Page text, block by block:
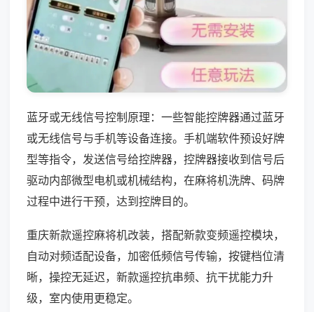
蓝牙或无线信号控制原理：一些智能控牌器通过蓝牙
或无线信号与手机等设备连接。手机端软件预设好牌
型等指令，发送信号给控牌器，控牌器接收到信号后
驱动内部微型电机或机械结构，在麻将机洗牌、码牌
过程中进行干预，达到控牌目的。
重庆新款遥控麻将机改装，搭配新款变频遥控模块，
自动对频适配设备，加密低频信号传输，按键档位清
晰，操控无延迟，新款遥控抗串频、抗干扰能力升
级，室内使用更稳定。